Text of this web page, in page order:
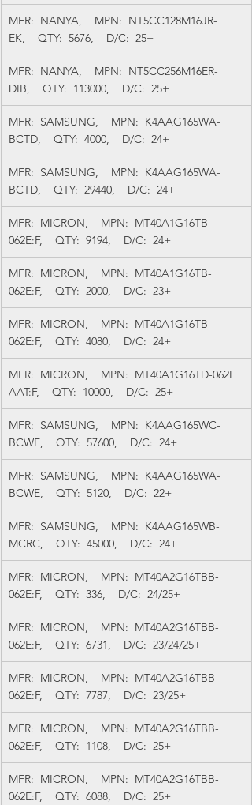
MFR:  NANYA,    MPN:  NT5CC128M16JR-
EK,    QTY:  5676,    D/C:  25+
MFR:  NANYA,    MPN:  NT5CC256M16ER-
DIB,    QTY:  113000,    D/C:  25+
MFR:  SAMSUNG,    MPN:  K4AAG165WA-
BCTD,    QTY:  4000,    D/C:  24+
MFR:  SAMSUNG,    MPN:  K4AAG165WA-
BCTD,    QTY:  29440,    D/C:  24+
MFR:  MICRON,    MPN:  MT40A1G16TB-
062E:F,    QTY:  9194,    D/C:  24+
MFR:  MICRON,    MPN:  MT40A1G16TB-
062E:F,    QTY:  2000,    D/C:  23+
MFR:  MICRON,    MPN:  MT40A1G16TB-
062E:F,    QTY:  4080,    D/C:  24+
MFR:  MICRON,    MPN:  MT40A1G16TD-062E
AAT:F,    QTY:  10000,    D/C:  25+
MFR:  SAMSUNG,    MPN:  K4AAG165WC-
BCWE,    QTY:  57600,    D/C:  24+
MFR:  SAMSUNG,    MPN:  K4AAG165WA-
BCWE,    QTY:  5120,    D/C:  22+
MFR:  SAMSUNG,    MPN:  K4AAG165WB-
MCRC,    QTY:  45000,    D/C:  24+
MFR:  MICRON,    MPN:  MT40A2G16TBB-
062E:F,    QTY:  336,    D/C:  24/25+
MFR:  MICRON,    MPN:  MT40A2G16TBB-
062E:F,    QTY:  6731,    D/C:  23/24/25+
MFR:  MICRON,    MPN:  MT40A2G16TBB-
062E:F,    QTY:  7787,    D/C:  23/25+
MFR:  MICRON,    MPN:  MT40A2G16TBB-
062E:F,    QTY:  1108,    D/C:  25+
MFR:  MICRON,    MPN:  MT40A2G16TBB-
062E:F,    QTY:  6088,    D/C:  25+